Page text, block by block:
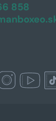
858